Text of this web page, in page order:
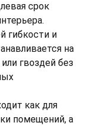
срок
гибкости и
на
гвоздей без
как для
помещений, а